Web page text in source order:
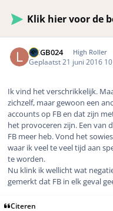
Klik hier voor de
LMGB024 High Roller
Geplaatst 21 juni 2016
Ik vind het verschrikkelijk.
zichzelf, maar gewoon een
accounts op FB en dat zijn
het provoceren zijn. Een van
FB meer heb. Vond het
waar ik veel te veel tijd aan
te worden.
Nu klink ik wellicht wat
gemerkt dat FB in elk geval
Citeren